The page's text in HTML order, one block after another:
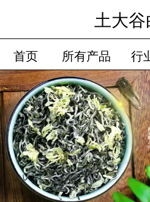
土大
首页 所有产品 行
品牌故事 留言板